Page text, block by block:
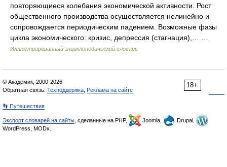
повторяющиеся колебания экономической активности. Рост
общественного производства осуществляется нелинейно и
сопровождается периодическим падением. Возможные фазы
цикла экономического: кризис, депрессия (стагнация),… …
Иллюстрированный энциклопедический словарь
18+
© Академик, 2000-2026
Обратная связь: Техподдержка Реклама на сайте
👣 Путешествия
Экспорт словарей на сайты , сделанные на PHP, Joomla,
Drupal,
WordPress, MODx.